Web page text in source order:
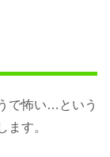
で怖い…という
ます。